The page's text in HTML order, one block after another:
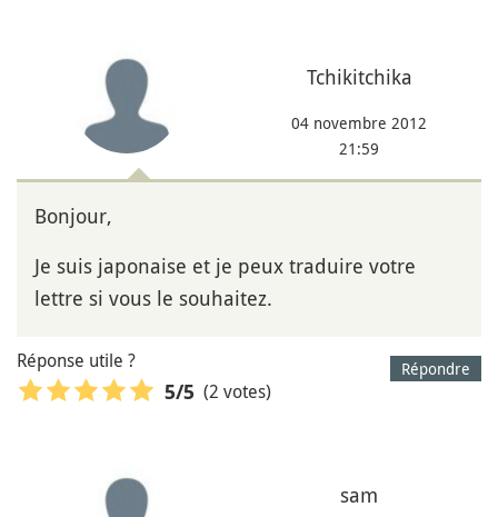
Tchikitchika
04 novembre 2012
21:59
Bonjour,
Je suis japonaise et je peux traduire votre
lettre si vous le souhaitez.
Répondre
Réponse utile ?
5/5 (2 votes)
sam